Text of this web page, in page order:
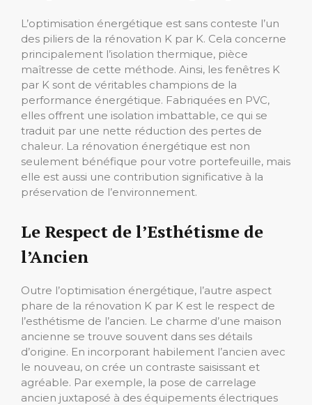
L’optimisation énergétique est sans conteste l’un
des piliers de la rénovation K par K. Cela concerne
principalement l’isolation thermique, pièce
maîtresse de cette méthode. Ainsi, les fenêtres K
par K sont de véritables champions de la
performance énergétique. Fabriquées en PVC,
elles offrent une isolation imbattable, ce qui se
traduit par une nette réduction des pertes de
chaleur. La rénovation énergétique est non
seulement bénéfique pour votre portefeuille, mais
elle est aussi une contribution significative à la
préservation de l’environnement.
Le Respect de l’Esthétisme de
l’Ancien
Outre l’optimisation énergétique, l’autre aspect
phare de la rénovation K par K est le respect de
l’esthétisme de l’ancien. Le charme d’une maison
ancienne se trouve souvent dans ses détails
d’origine. En incorporant habilement l’ancien avec
le nouveau, on crée un contraste saisissant et
agréable. Par exemple, la pose de carrelage
ancien juxtaposé à des équipements électriques